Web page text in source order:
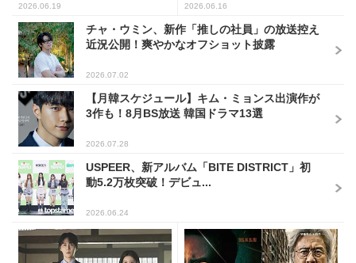
2026.06.19 2026.06.16
チャ・ウミン、新作「推しの社員」の放送控え
近況公開！爽やかなオフショット披露
2026.07.02
【月韓スケジュール】キム・ミョンス出演作が
3作も！8月BS放送 韓国ドラマ13選
2026.07.28
USPEER、新アルバム「BITE DISTRICT」初
動5.2万枚突破！デビュ...
2026.06.24